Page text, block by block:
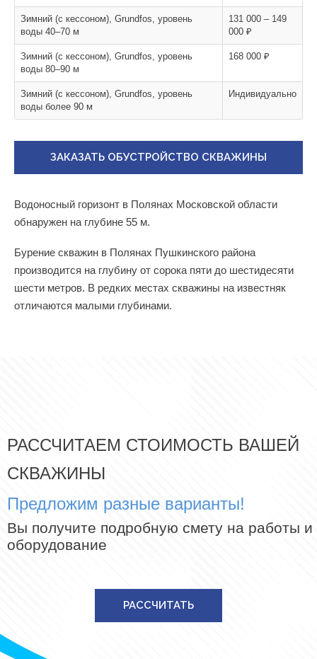
Зимний (с кессоном), Grundfos, уровень
воды 40–70 м
131 000 – 149
000 ₽
Зимний (с кессоном), Grundfos, уровень
воды 80–90 м
168 000 ₽
Зимний (с кессоном), Grundfos, уровень
воды более 90 м
Индивидуально
ЗАКАЗАТЬ ОБУСТРОЙСТВО СКВАЖИНЫ
Водоносный горизонт в Полянах Московской области
обнаружен на глубине 55 м.
Бурение скважин в Полянах Пушкинского района
производится на глубину от сорока пяти до шестидесяти
шести метров. В редких местах скважины на известняк
отличаются малыми глубинами.
РАССЧИТАЕМ СТОИМОСТЬ ВАШЕЙ
СКВАЖИНЫ
Предложим разные варианты!
Вы получите подробную смету на работы и
оборудование
РАССЧИТАТЬ